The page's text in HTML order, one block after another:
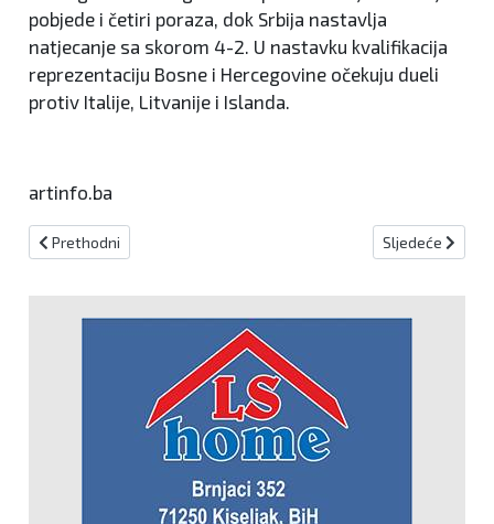
pobjede i četiri poraza, dok Srbija nastavlja
natjecanje sa skorom 4-2. U nastavku kvalifikacija
reprezentaciju Bosne i Hercegovine očekuju dueli
protiv Italije, Litvanije i Islanda.
artinfo.ba
Prethodni članak: Završen malonogometni noćni turnir
Prethodni Sljedeći
Sljedeće